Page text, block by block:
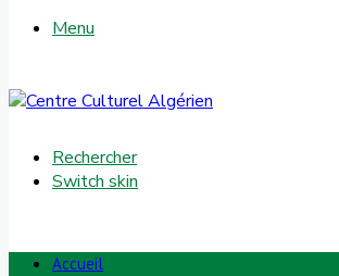
Menu
Rechercher
Switch skin
Accueil